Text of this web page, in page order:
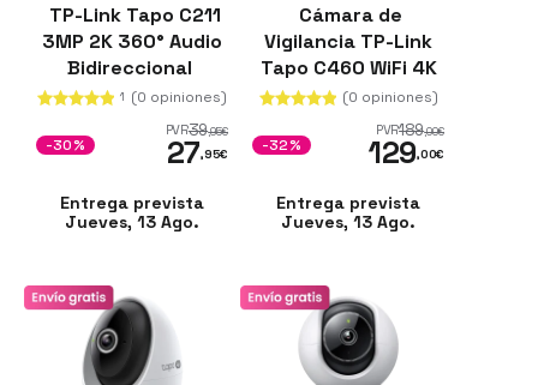
TP-Link Tapo C211
3MP 2K 360° Audio
Bidireccional
1 (0 opiniones)
PVR39,95€
27,95€
-30%
Entrega prevista
Jueves, 13 Ago.
Cámara de
Vigilancia TP-Link
Tapo C460 WiFi 4K
IP66 Visión
Nocturna
10000mAh
(0 opiniones)
PVR189,00€
129,00€
-32%
Entrega prevista
Jueves, 13 Ago.